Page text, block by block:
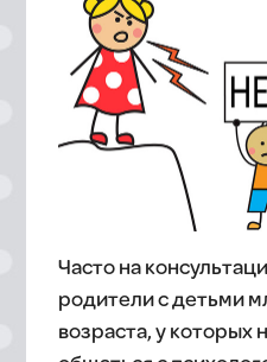
Часто на
родители с детьми
возраста, у которых